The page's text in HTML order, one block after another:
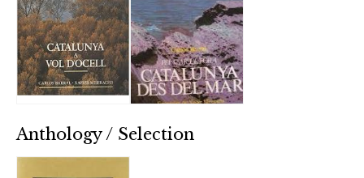
Anthology / Selection